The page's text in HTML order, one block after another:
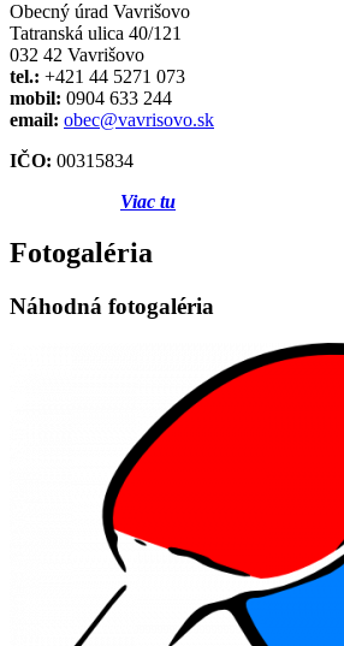
Obecný úrad Vavrišovo
Tatranská ulica 40/121
032 42 Vavrišovo
tel.: +421 44 5271 073
mobil: 0904 633 244
email: obec@vavrisovo.sk
IČO: 00315834
Viac tu
Fotogaléria
Náhodná fotogaléria